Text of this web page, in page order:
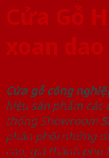
Cửa Gỗ
xoan dao
Cửa gỗ công
hiệu sản phẩm
thống Showroom
phân phối những
cao, giá thành phù